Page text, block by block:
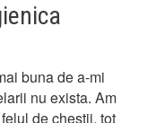
buna de a-mi
nu exista. Am
de chestii, tot